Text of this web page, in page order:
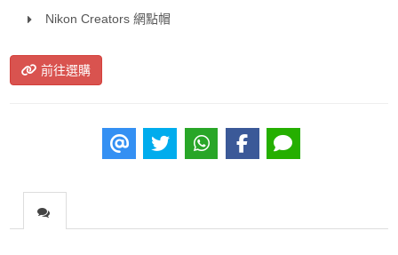
Nikon Creators 網點帽
前往選購